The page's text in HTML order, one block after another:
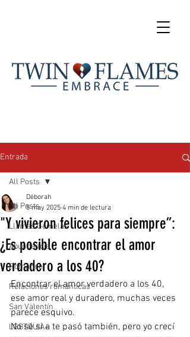
Entrada
All Posts
Llamas Gemelas
Abundancia
Romance
Relaciones románticas
San Valentín
LGBTQUIA+
All Posts
"Y vivieron felices para siempre”:
¿Es posible encontrar el amor
verdadero a los 40?
Déborah
5 may 2025 4 min de lectura
Encontrar el amor verdadero a los 40,
ese amor real y duradero, muchas veces
parece esquivo.
No sé si a te pasó también, pero yo crecí